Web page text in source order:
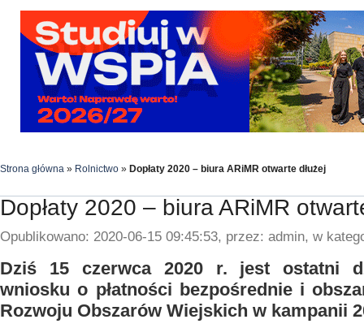
Strona główna » Rolnictwo » Dopłaty 2020 – biura ARiMR otwarte dłużej
Dopłaty 2020 – biura ARiMR
Opublikowano: 2020-06-15 09:45:53, przez: admin, w
Dziś 15 czerwca 2020 r. jest ostatni
wniosku o płatności bezpośrednie i
Rozwoju Obszarów Wiejskich w kampanii